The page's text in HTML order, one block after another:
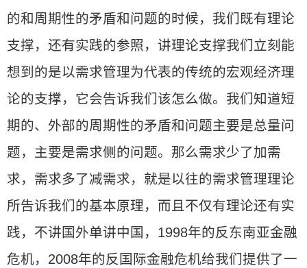
的和周期性的矛盾和问题的时候，我们既有理论
支撑，还有实践的参照，讲理论支撑我们立刻能
想到的是以需求管理为代表的传统的宏观经济理
论的支撑，它会告诉我们该怎么做。我们知道短
期的、外部的周期性的矛盾和问题主要是总量问
题，主要是需求侧的问题。那么需求少了加需
求，需求多了减需求，就是以往的需求管理理论
所告诉我们的基本原理，而且不仅有理论还有实
践，不讲国外单讲中国，1998年的反东南亚金融
危机，2008年的反国际金融危机给我们提供了一